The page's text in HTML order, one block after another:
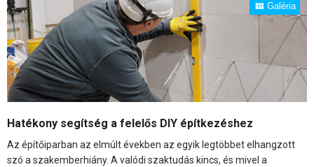
Galéria
Hatékony segítség a felelős DIY építkezéshez
Az építőiparban az elmúlt években az egyik legtöbbet elhangzott
szó a szakemberhiány. A valódi szaktudás kincs, és mivel a